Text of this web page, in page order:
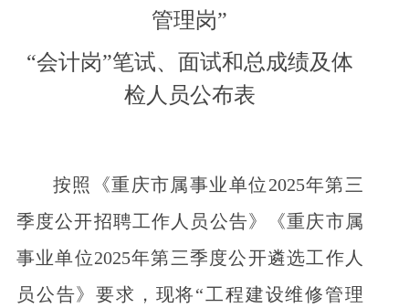
管理岗”
“会计岗”笔试、面试和总成绩及体
检人员公布表
按照《重庆市属事业单位2025年第三
季度公开招聘工作人员公告》《重庆市属
事业单位2025年第三季度公开遴选工作人
员公告》要求，现将“工程建设维修管理